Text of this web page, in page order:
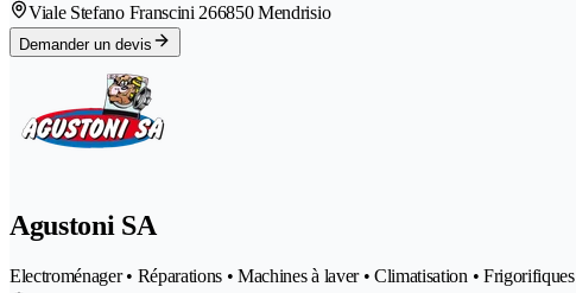
Viale Stefano Franscini 266850 Mendrisio
Demander un devis
Agustoni SA
Electroménager • Réparations • Machines à laver • Climatisation • Frigorifiques